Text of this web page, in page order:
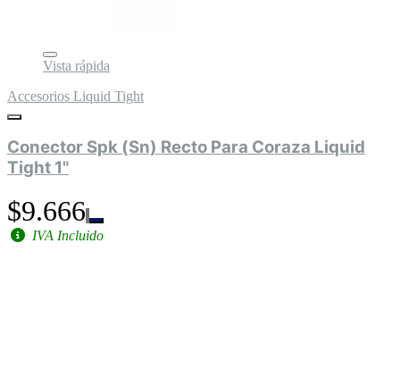
Vista rápida
Accesorios Liquid Tight
Conector Spk (Sn) Recto Para Coraza Liquid
Tight 1"
$9.666
IVA Incluido